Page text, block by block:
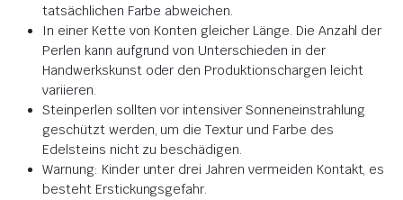
tatsächlichen Farbe abweichen.
In einer Kette von Konten gleicher Länge. Die Anzahl der
Perlen kann aufgrund von Unterschieden in der
Handwerkskunst oder den Produktionschargen leicht
variieren.
Steinperlen sollten vor intensiver Sonneneinstrahlung
geschützt werden, um die Textur und Farbe des
Edelsteins nicht zu beschädigen.
Warnung: Kinder unter drei Jahren vermeiden Kontakt, es
besteht Erstickungsgefahr.